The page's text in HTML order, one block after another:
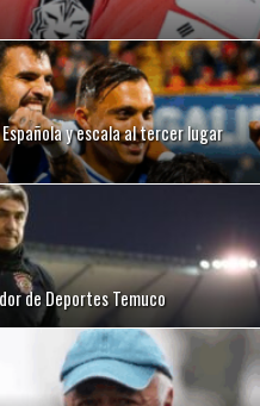
y escala al tercer lugar
de Deportes Temuco